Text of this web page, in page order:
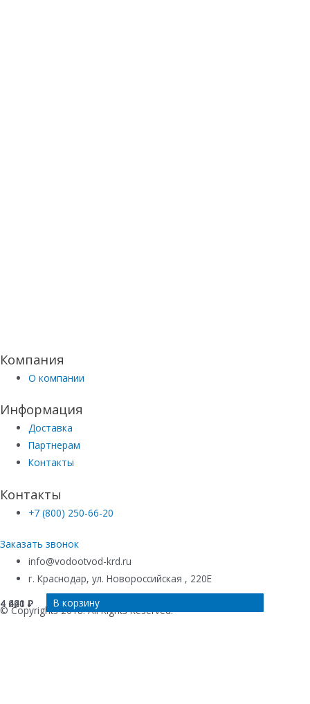
4 421 ₽ В корзину
4 421 ₽ В корзину
4 640 ₽ В корзину
4 260 ₽ В корзину
Компания
О компании
Информация
Доставка
Партнерам
Контакты
Контакты
+7 (800) 250-66-20
Заказать звонок
info@vodootvod-krd.ru
г. Краснодар, ул. Новороссийская , 220Е
© Copyrights 2018. All Rights Reserved.